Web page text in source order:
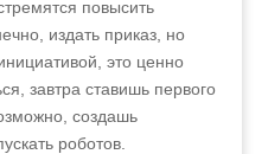
повысить
издать приказ, но
это ценно
завтра ставишь первого
создашь
роботов.